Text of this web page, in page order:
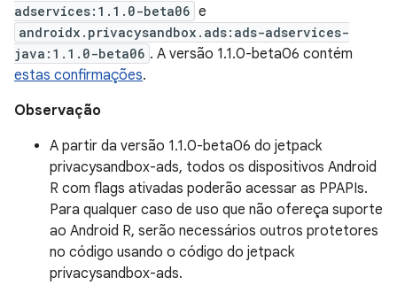
adservices:1.1.0-beta06 e
androidx.privacysandbox.ads:ads-adservices-
java:1.1.0-beta06 . A versão 1.1.0-beta06 contém
estas confirmações.
Observação
A partir da versão 1.1.0-beta06 do jetpack
privacysandbox-ads, todos os dispositivos Android
R com flags ativadas poderão acessar as PPAPIs.
Para qualquer caso de uso que não ofereça suporte
ao Android R, serão necessários outros protetores
no código usando o código do jetpack
privacysandbox-ads.